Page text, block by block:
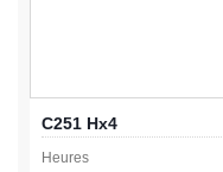
C251 Hx4
Heures